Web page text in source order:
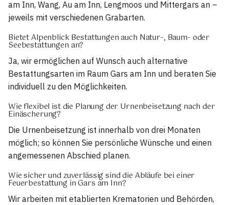
am Inn, Wang, Au am Inn, Lengmoos und Mittergars an –
jeweils mit verschiedenen Grabarten.
Bietet Alpenblick Bestattungen auch Natur-, Baum- oder
Seebestattungen an?
Ja, wir ermöglichen auf Wunsch auch alternative
Bestattungsarten im Raum Gars am Inn und beraten Sie
individuell zu den Möglichkeiten.
Wie flexibel ist die Planung der Urnenbeisetzung nach der
Einäscherung?
Die Urnenbeisetzung ist innerhalb von drei Monaten
möglich; so können Sie persönliche Wünsche und einen
angemessenen Abschied planen.
Wie sicher und zuverlässig sind die Abläufe bei einer
Feuerbestattung in Gars am Inn?
Wir arbeiten mit etablierten Krematorien und Behörden,